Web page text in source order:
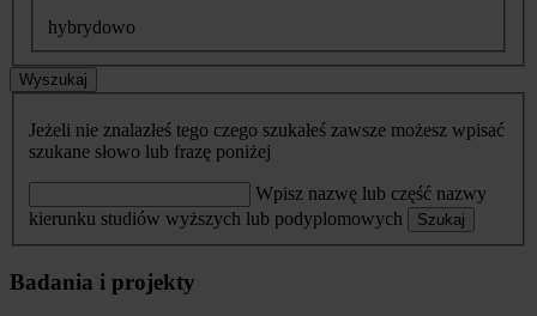
hybrydowo
Wyszukaj
Jeżeli nie znalazłeś tego czego szukałeś zawsze możesz wpisać
szukane słowo lub frazę poniżej
Wpisz nazwę lub część nazwy
kierunku studiów wyższych lub podyplomowych
Szukaj
Badania i projekty